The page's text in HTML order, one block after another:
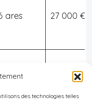
des technologies telles
ares 27 000 €
ares 65 000 €